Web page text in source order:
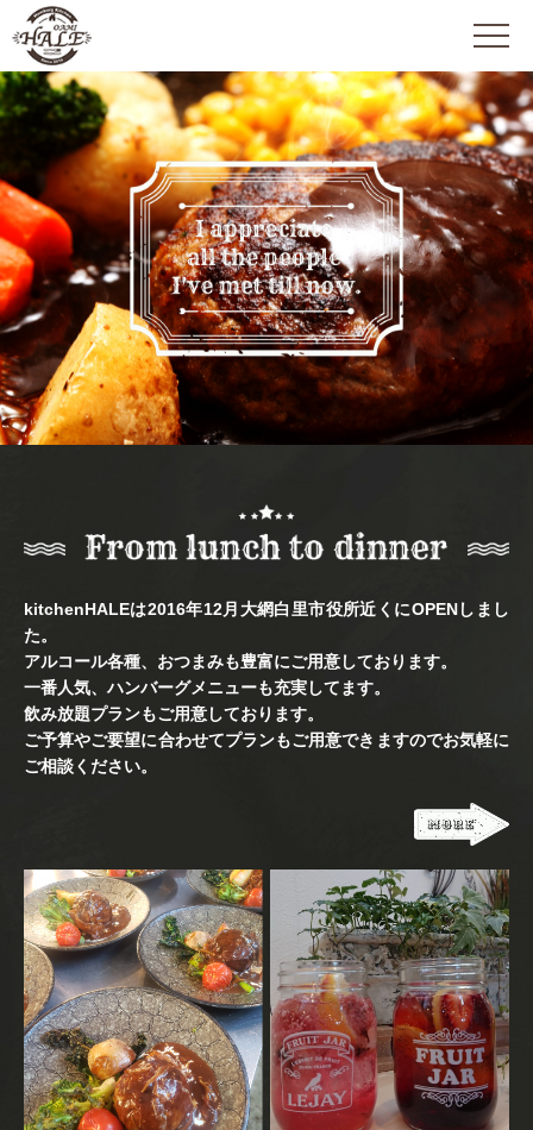
kitchenHALEは2016年12月大網白里市役所近くにOPENしまし
た。
アルコール各種、おつまみも豊富にご用意しております。
一番人気、ハンバーグメニューも充実してます。
飲み放題プランもご用意しております。
ご予算やご要望に合わせてプランもご用意できますのでお気軽に
ご相談ください。